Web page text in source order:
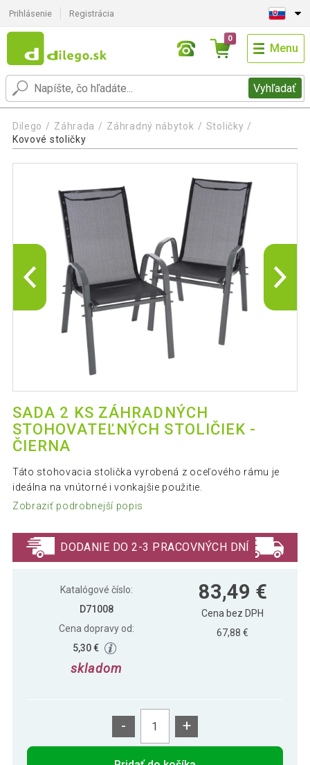
Prihlásenie Registrácia
Vyhľadať
0
Menu
Dilego Záhrada Záhradný nábytok
Stoličky
Kovové stoličky
SADA 2 KS ZÁHRADNÝCH
STOHOVATEĽNÝCH STOLIČIEK -
ČIERNA
Táto stohovacia stolička vyrobená z oceľového rámu je
ideálna na vnútorné i vonkajšie použitie.
Zobraziť podrobnejší popis
DODANIE DO 2-3 PRACOVNÝCH DNÍ
Katalógové číslo:
D71008
Cena dopravy od:
5,30 €
skladom
83,49 €
Cena bez DPH
67,88 €
- +